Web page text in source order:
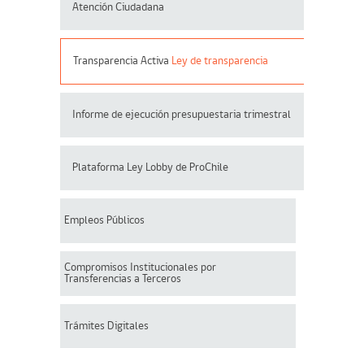
Atención Ciudadana
Transparencia Activa Ley de transparencia
Informe de ejecución presupuestaria trimestral
Plataforma Ley Lobby de ProChile
Empleos Públicos
Compromisos Institucionales por
Transferencias a Terceros
Trámites Digitales